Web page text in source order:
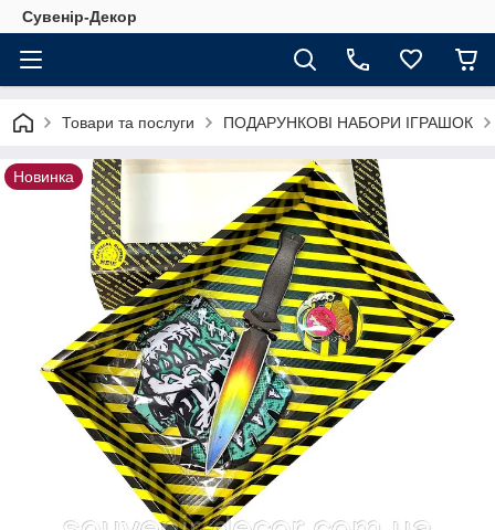
Сувенір-Декор
Товари та послуги ПОДАРУНКОВІ НАБОРИ ІГРАШОК
Новинка